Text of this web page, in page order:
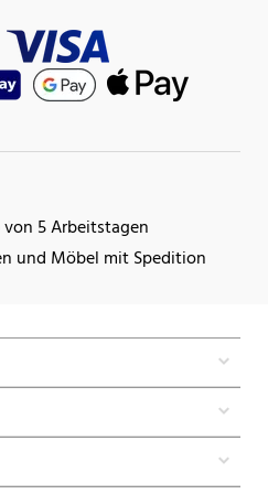
5 Arbeitstagen
und Möbel mit Spedition